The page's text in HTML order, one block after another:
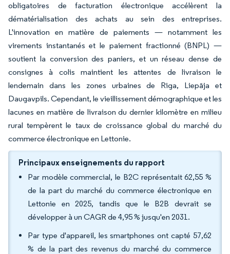
obligatoires de facturation électronique accélèrent la
dématérialisation des achats au sein des entreprises.
L'innovation en matière de paiements — notamment les
virements instantanés et le paiement fractionné (BNPL) —
soutient la conversion des paniers, et un réseau dense de
consignes à colis maintient les attentes de livraison le
lendemain dans les zones urbaines de Riga, Liepāja et
Daugavpils. Cependant, le vieillissement démographique et les
lacunes en matière de livraison du dernier kilomètre en milieu
rural tempèrent le taux de croissance global du marché du
commerce électronique en Lettonie.
Principaux enseignements du rapport
Par modèle commercial, le B2C représentait 62,55 %
de la part du marché du commerce électronique en
Lettonie en 2025, tandis que le B2B devrait se
développer à un CAGR de 4,95 % jusqu'en 2031.
Par type d'appareil, les smartphones ont capté 57,62
% de la part des revenus du marché du commerce